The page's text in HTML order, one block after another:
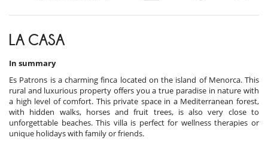
LA CASA
In summary
Es Patrons is a charming finca located on the island of Menorca. This
rural and luxurious property offers you a true paradise in nature with
a high level of comfort. This private space in a Mediterranean forest,
with hidden walks, horses and fruit trees, is also very close to
unforgettable beaches. This villa is perfect for wellness therapies or
unique holidays with family or friends.